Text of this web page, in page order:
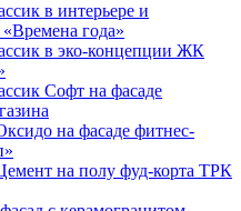
в интерьере и
года»
в эко-концепции ЖК
Софт на фасаде
на фасаде фитнес-
на полу фуд-корта ТРК